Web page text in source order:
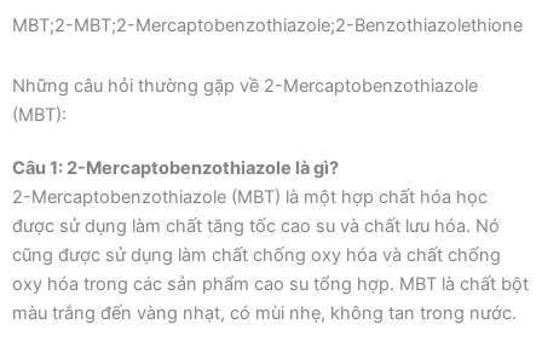
MBT;2-MBT;2-Mercaptobenzothiazole;2-Benzothiazolethione
Những câu hỏi thường gặp về 2-Mercaptobenzothiazole
(MBT):
Câu 1: 2-Mercaptobenzothiazole là gì?
2-Mercaptobenzothiazole (MBT) là một hợp chất hóa học
được sử dụng làm chất tăng tốc cao su và chất lưu hóa. Nó
cũng được sử dụng làm chất chống oxy hóa và chất chống
oxy hóa trong các sản phẩm cao su tổng hợp. MBT là chất bột
màu trắng đến vàng nhạt, có mùi nhẹ, không tan trong nước.